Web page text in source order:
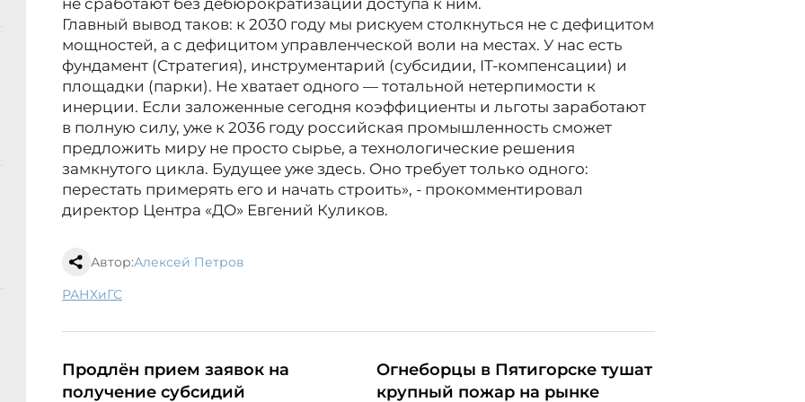
не сработают без дебюрократизации доступа к ним.
Главный вывод таков: к 2030 году мы рискуем столкнуться не с дефицитом
мощностей, а с дефицитом управленческой воли на местах. У нас есть
фундамент (Стратегия), инструментарий (субсидии, IT-компенсации) и
площадки (парки). Не хватает одного — тотальной нетерпимости к
инерции. Если заложенные сегодня коэффициенты и льготы заработают
в полную силу, уже к 2036 году российская промышленность сможет
предложить миру не просто сырье, а технологические решения
замкнутого цикла. Будущее уже здесь. Оно требует только одного:
перестать примерять его и начать строить», - прокомментировал
директор Центра «ДО» Евгений Куликов.
Автор:Алексей Петров
РАНХиГС
Продлён прием заявок на
получение субсидий
Огнеборцы в Пятигорске тушат
крупный пожар на рынке